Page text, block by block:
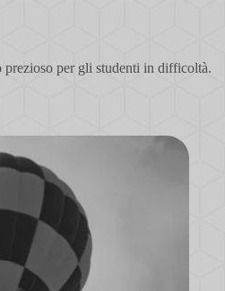
prezioso per gli studenti in difficoltà.